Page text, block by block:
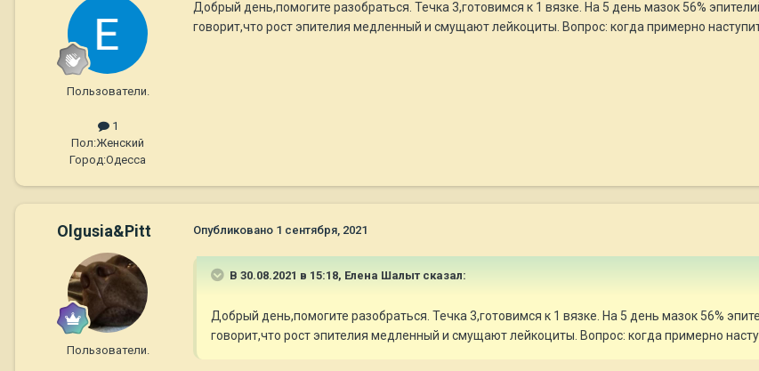
Пользователи.
1
Пол:Женский
Город:Одесса
Добрый день,помогите разобраться. Течка 3,готовимся к 1 вязке. На 5 день мазок 56%
говорит,что рост эпителия медленный и смущают лейкоциты. Вопрос: когда примерно
Olgusia&Pitt
Пользователи.
Опубликовано 1 сентября, 2021
В 30.08.2021 в 15:18, Елена Шалыт сказал:
Добрый день,помогите разобраться. Течка 3,готовимся к 1 вязке. На 5 день мазок 56%
говорит,что рост эпителия медленный и смущают лейкоциты. Вопрос: когда примерно